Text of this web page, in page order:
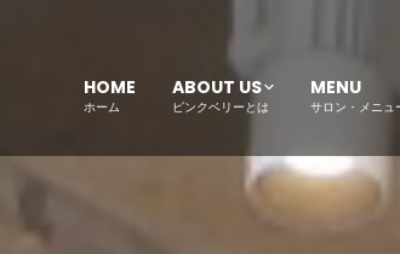
HOME
ホーム
ABOUT US
ピンクベリーとは
MENU
サロン・メニュ